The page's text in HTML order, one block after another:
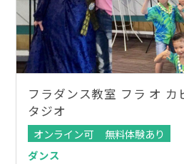
フラダンス教室 フラ オ カ
タジオ
オンライン可
無料体験あり
ダンス